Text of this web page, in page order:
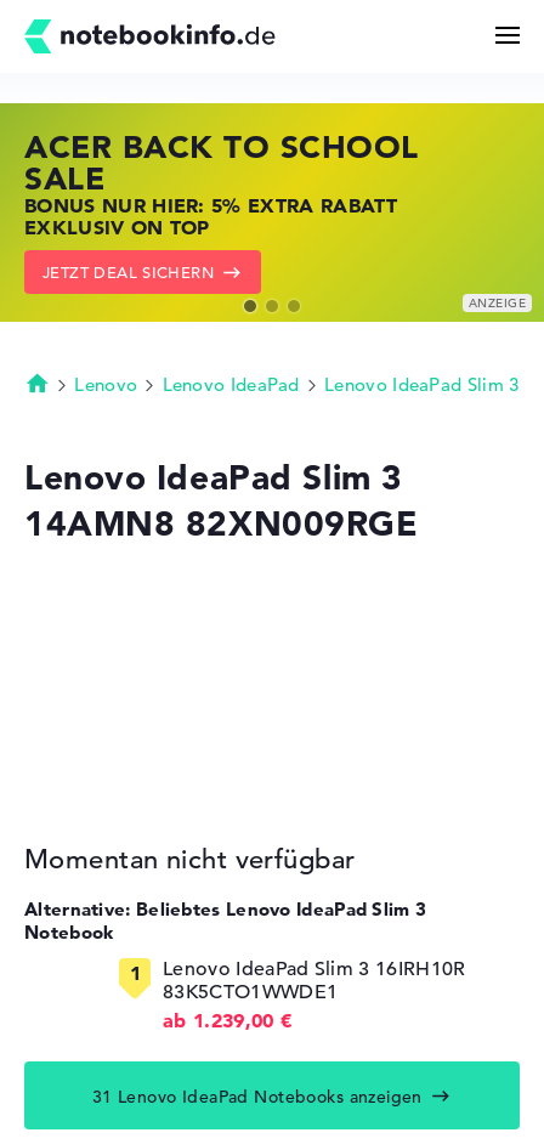
Kaufberatung
Technik & Wissen
Deals
Merkzettel
ACER BACK TO SCHOOL
SALE
BONUS NUR HIER: 5% EXTRA RABATT
EXKLUSIV ON TOP
JETZT DEAL SICHERN
HP STORE SSV DEALS
JETZT ZUGREIFEN: NOTEBOOKS BEI HP
KRÄFTIG REDUZIERT
ZU DEN HP ANGEBOTEN
LENOVO LAPTOP DEALS
NOTEBOOKS BEI LENOVO JETZT
KRÄFTIG REDUZIERT
LENOVO DEALS ZEIGEN
Startseite
Lenovo Lenovo IdeaPad Lenovo IdeaPad Slim 3
Lenovo IdeaPad Slim 3
14AMN8 82XN009RGE
Momentan nicht verfügbar
Alternative: Beliebtes Lenovo IdeaPad Slim 3
Notebook
Lenovo IdeaPad Slim 3 16IRH10R
83K5CTO1WWDE1
ab 1.239,00 €
31 Lenovo IdeaPad Notebooks anzeigen